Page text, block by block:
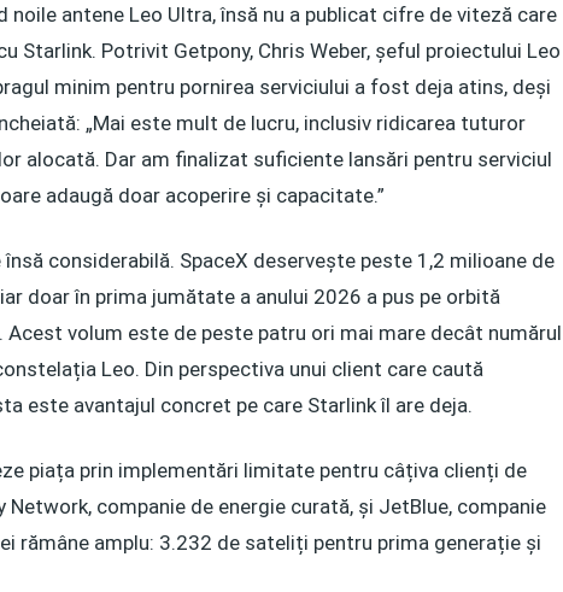
noile antene Leo Ultra, însă nu a publicat cifre de viteză care
Starlink. Potrivit Getpony, Chris Weber, șeful proiectului Leo
minim pentru pornirea serviciului a fost deja atins, deși
„Mai este mult de lucru, inclusiv ridicarea tuturor
alocată. Dar am finalizat suficiente lansări pentru serviciul
adaugă doar acoperire și capacitate.”
considerabilă. SpaceX deservește peste 1,2 milioane de
doar în prima jumătate a anului 2026 a pus pe orbită
volum este de peste patru ori mai mare decât numărul
Leo. Din perspectiva unui client care caută
este avantajul concret pe care Starlink îl are deja.
piața prin implementări limitate pentru câțiva clienți de
Network, companie de energie curată, și JetBlue, companie
rămâne amplu: 3.232 de sateliți pentru prima generație și